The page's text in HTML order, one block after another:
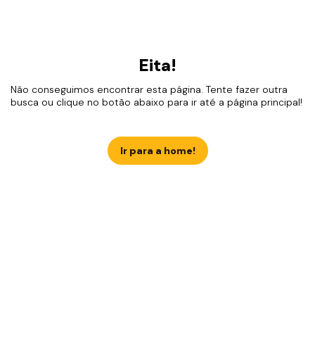
Eita!
Não conseguimos encontrar esta página. Tente fazer outra
busca ou clique no botão abaixo para ir até a página principal!
Ir para a home!